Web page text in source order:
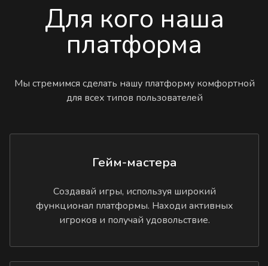
Для кого наша
платформа
Мы стремимся сделать нашу платформу комфортной
для всех типов пользователей
Гейм-мастера
Создавай игры, используя широкий
функционал платформы. Находи активных
игроков и получай удовольствие.